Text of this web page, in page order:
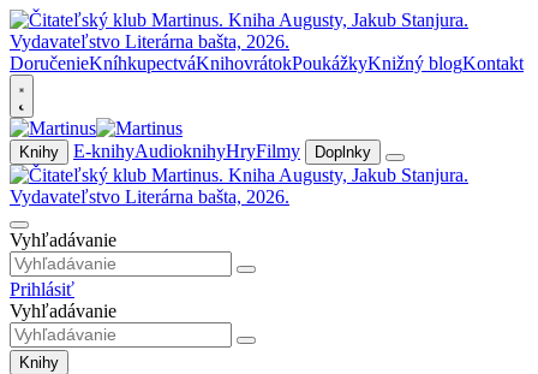
DoručenieKníhkupectváKnihovrátokPoukážkyKnižný blogKontakt
Knihy E-knihyAudioknihyHryFilmy Doplnky
Vyhľadávanie
Prihlásiť
Vyhľadávanie
Knihy